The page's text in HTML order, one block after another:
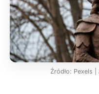
Źródło: Pexels